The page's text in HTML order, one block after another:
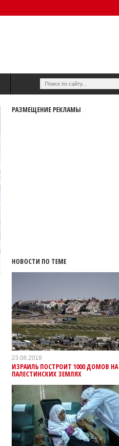
РАЗМЕЩЕНИЕ РЕКЛАМЫ
НОВОСТИ ПО ТЕМЕ
23.08.2018
ИЗРАИЛЬ ПОСТРОИТ 1000 ДОМОВ НА
ПАЛЕСТИНСКИХ ЗЕМЛЯХ